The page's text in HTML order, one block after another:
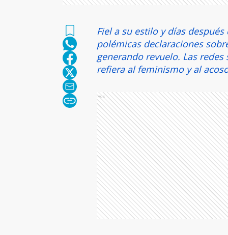
Fiel a su estilo y días
polémicas declaraciones
generando revuelo. Las
refiera al feminismo y al
Ads